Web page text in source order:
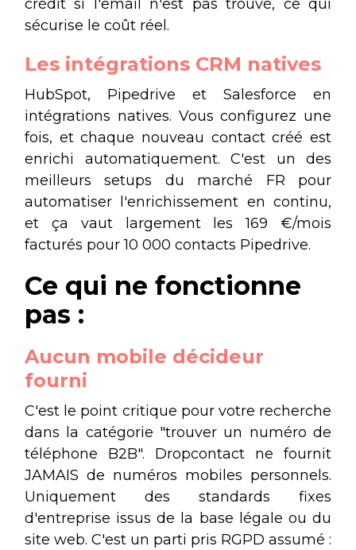
crédit si l'email n'est pas trouvé, ce qui
sécurise le coût réel.
Les intégrations CRM natives
HubSpot, Pipedrive et Salesforce en
intégrations natives. Vous configurez une
fois, et chaque nouveau contact créé est
enrichi automatiquement. C'est un des
meilleurs setups du marché FR pour
automatiser l'enrichissement en continu,
et ça vaut largement les 169 €/mois
facturés pour 10 000 contacts Pipedrive.
Ce qui ne fonctionne
pas :
Aucun mobile décideur
fourni
C'est le point critique pour votre recherche
dans la catégorie "trouver un numéro de
téléphone B2B". Dropcontact ne fournit
JAMAIS de numéros mobiles personnels.
Uniquement des standards fixes
d'entreprise issus de la base légale ou du
site web. C'est un parti pris RGPD assumé :